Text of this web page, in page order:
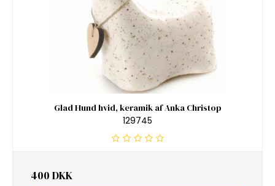
Glad Hund hvid, keramik af Anka Christop
129745
400 DKK